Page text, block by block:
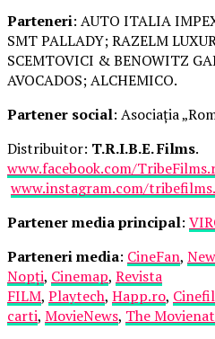
Parteneri: AUTO ITALIA
SMT PALLADY; RAZELM
SCEMTOVICI & BENOWITZ
AVOCADOS; ALCHEMICO.
Partener social: Asociația
Distribuitor: T.R.I.B.E. Films.
www.facebook.com/
www.instagram.com/
Partener media principal:
Parteneri media: CineFan,
Nopți, Cinemap, Revista
FILM, Playtech, Happ.ro,
carti, MovieNews, The